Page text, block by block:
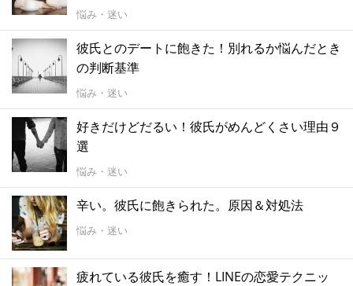
悩み・迷い
彼氏とのデートに飽きた！別れるか悩んだとき
の判断基準
悩み・迷い
好きだけどだるい！彼氏がめんどくさい理由９
選
悩み・迷い
辛い。彼氏に飽きられた。原因＆対処法
悩み・迷い
疲れている彼氏を癒す！LINEの恋愛テクニッ